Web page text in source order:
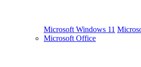
Microsoft Windows 11
Microsoft Office